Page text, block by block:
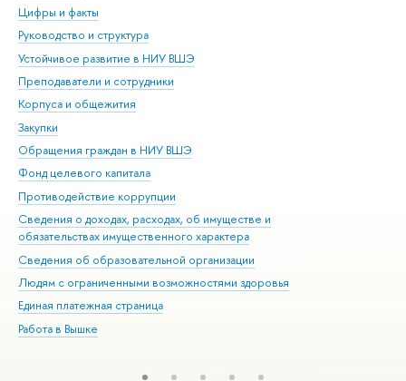
Цифры и факты
Руководство и структура
Устойчивое развитие в НИУ ВШЭ
Преподаватели и сотрудники
Корпуса и общежития
Закупки
Обращения граждан в НИУ ВШЭ
Фонд целевого капитала
Противодействие коррупции
Сведения о доходах, расходах, об имуществе и
обязательствах имущественного характера
Сведения об образовательной организации
Людям с ограниченными возможностями здоровья
Единая платежная страница
Работа в Вышке